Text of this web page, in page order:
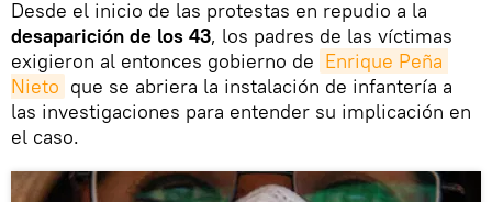
Desde el inicio de las protestas en repudio a la
desaparición de los 43, los padres de las víctimas
exigieron al entonces gobierno de Enrique Peña
Nieto que se abriera la instalación de infantería a
las investigaciones para entender su implicación en
el caso.